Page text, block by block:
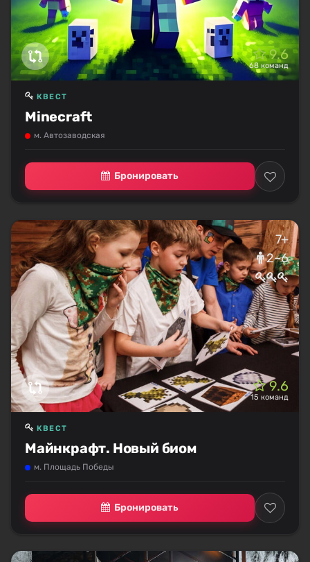
9.6
68 команд
Minecraft
КВЕСТ
м. Автозаводская
Бронировать
7+
2–6
9.6
15 команд
Майнкрафт. Новый биом
КВЕСТ
м. Площадь Победы
Бронировать